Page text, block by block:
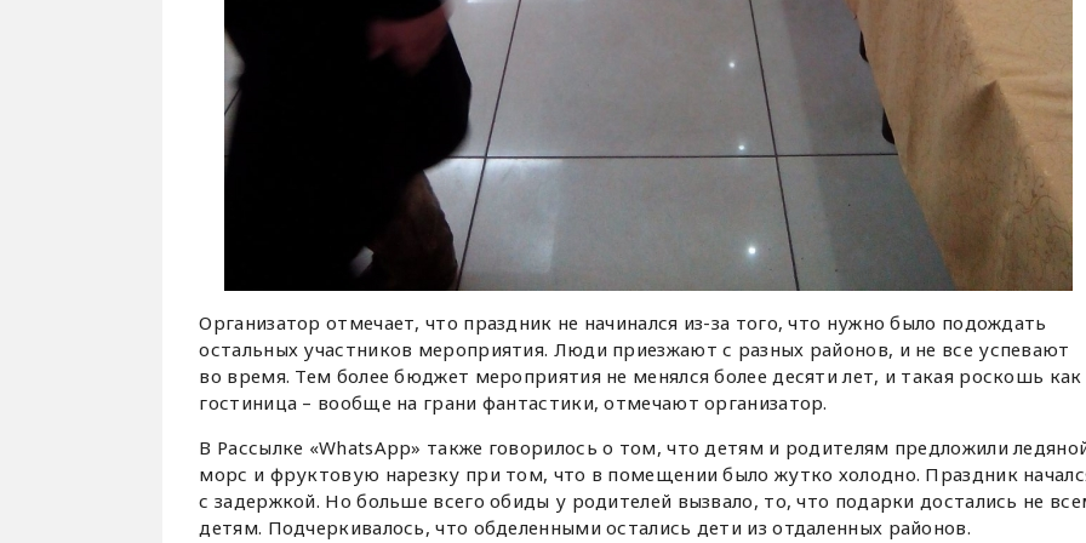
Организатор отмечает, что праздник не начинался из-за того, что нужно было подождать
остальных участников мероприятия. Люди приезжают с разных районов, и не все успевают
во время. Тем более бюджет мероприятия не менялся более десяти лет, и такая роскошь как
гостиница – вообще на грани фантастики, отмечают организатор.
В Рассылке «WhatsApp» также говорилось о том, что детям и родителям предложили
морс и фруктовую нарезку при том, что в помещении было жутко холодно. Праздник
с задержкой. Но больше всего обиды у родителей вызвало, то, что подарки достались не
детям. Подчеркивалось, что обделенными остались дети из отдаленных районов.